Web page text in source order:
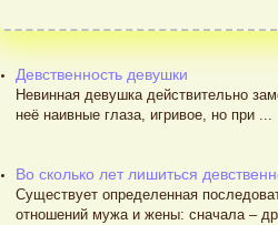
Девственность девушки
Невинная девушка действительно
неё наивные глаза, игривое, но при ...
Во сколько лет лишиться
Существует определенная
отношений мужа и жены: сначала –